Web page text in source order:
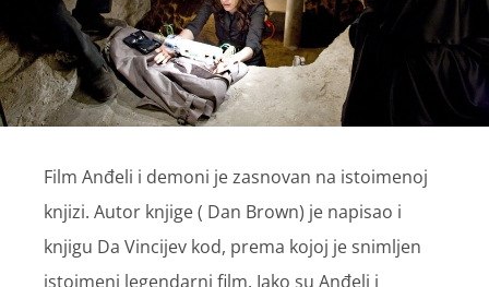
Film Anđeli i demoni je zasnovan na istoimenoj
knjizi. Autor knjige ( Dan Brown) je napisao i
knjigu Da Vincijev kod, prema kojoj je snimljen
istoimeni legendarni film. Iako su Anđeli i